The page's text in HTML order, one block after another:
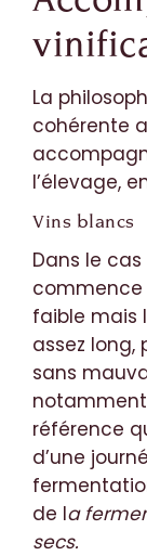
La
cohérente
l’élevage,
Vins blancs
Dans le
commence
faible mais
assez long,
sans
notamment
référence
d’une
de la
secs.